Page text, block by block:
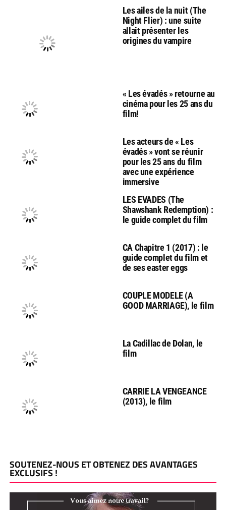
Les ailes de la nuit (The
Night Flier) : une suite
allait présenter les
origines du vampire
« Les évadés » retourne au
cinéma pour les 25 ans du
film!
Les acteurs de « Les
évadés » vont se réunir
pour les 25 ans du film
avec une expérience
immersive
LES EVADES (The
Shawshank Redemption) :
le guide complet du film
CA Chapitre 1 (2017) : le
guide complet du film et
de ses easter eggs
COUPLE MODELE (A
GOOD MARRIAGE), le film
La Cadillac de Dolan, le
film
CARRIE LA VENGEANCE
(2013), le film
SOUTENEZ-NOUS ET OBTENEZ DES AVANTAGES
EXCLUSIFS !